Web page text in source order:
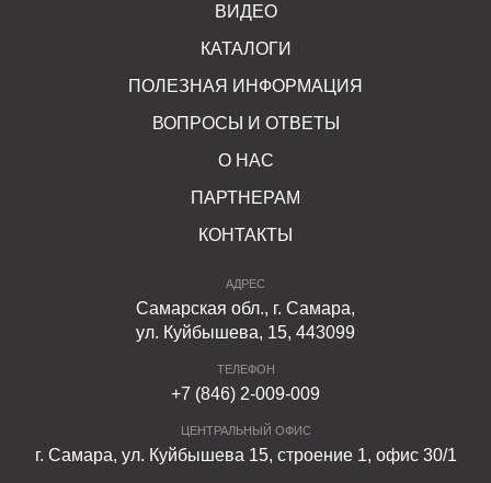
ВИДЕО
КАТАЛОГИ
ПОЛЕЗНАЯ ИНФОРМАЦИЯ
ВОПРОСЫ И ОТВЕТЫ
О НАС
ПАРТНЕРАМ
КОНТАКТЫ
АДРЕС
Самарская обл., г. Самара,
ул. Куйбышева, 15, 443099
ТЕЛЕФОН
+7 (846) 2-009-009
ЦЕНТРАЛЬНЫЙ ОФИС
г. Самара, ул. Куйбышева 15, строение 1, офис 30/1